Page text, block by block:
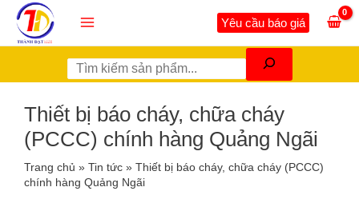
Nhảy
nội
Main
Menu
Yêu cầu báo giá
Thiết bị báo cháy, chữa cháy
(PCCC) chính hàng Quảng Ngãi
Trang chủ » Tin tức » Thiết bị báo cháy, chữa cháy (PCCC)
chính hàng Quảng Ngãi